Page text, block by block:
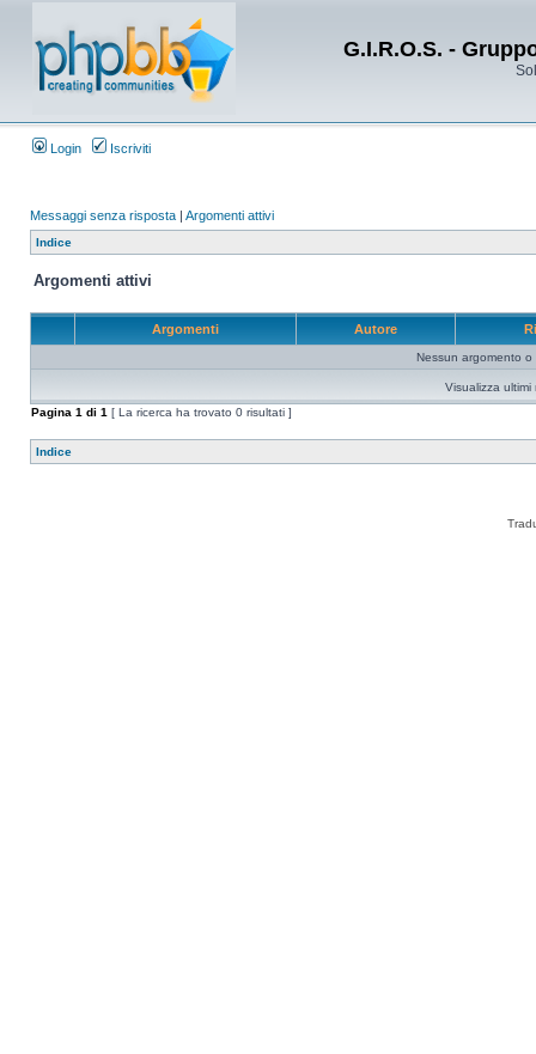
G.I.R.O.S. -
Login Iscriviti
Messaggi senza risposta | Argomenti attivi
Indice
Argomenti attivi
Argomenti Autore
Nessun argomento o
Visualizza ultimi
Pagina 1 di 1 [ La ricerca ha trovato 0 risultati ]
Indice